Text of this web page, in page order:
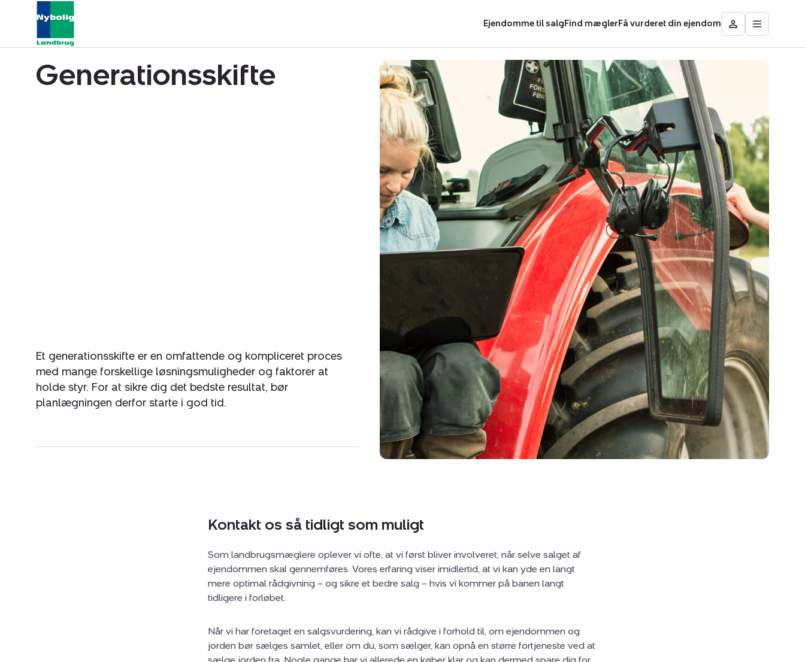
Ejendomme til salgFind mæglerFå vurderet din ejendom
Besøg
Mit
Åbn
Generationsskifte
Et generationsskifte er en omfattende og kompliceret proces
med mange forskellige løsningsmuligheder og faktorer at
holde styr. For at sikre dig det bedste resultat, bør
planlægningen derfor starte i god tid.
Kontakt os så tidligt som muligt
Som landbrugsmæglere oplever vi ofte, at vi først bliver involveret, når selve salget af
ejendommen skal gennemføres. Vores erfaring viser imidlertid, at vi kan yde en langt
mere optimal rådgivning – og sikre et bedre salg – hvis vi kommer på banen langt
tidligere i forløbet.
Når vi har foretaget en salgsvurdering, kan vi rådgive i forhold til, om ejendommen og
jorden bør sælges samlet, eller om du, som sælger, kan opnå en større fortjeneste ved at